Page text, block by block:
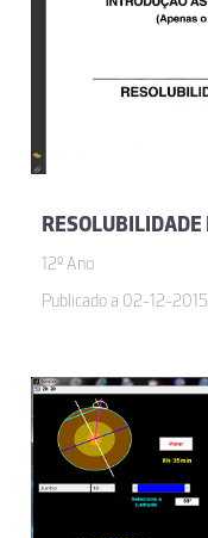
12º Ano
Publicado a 02-12-2015